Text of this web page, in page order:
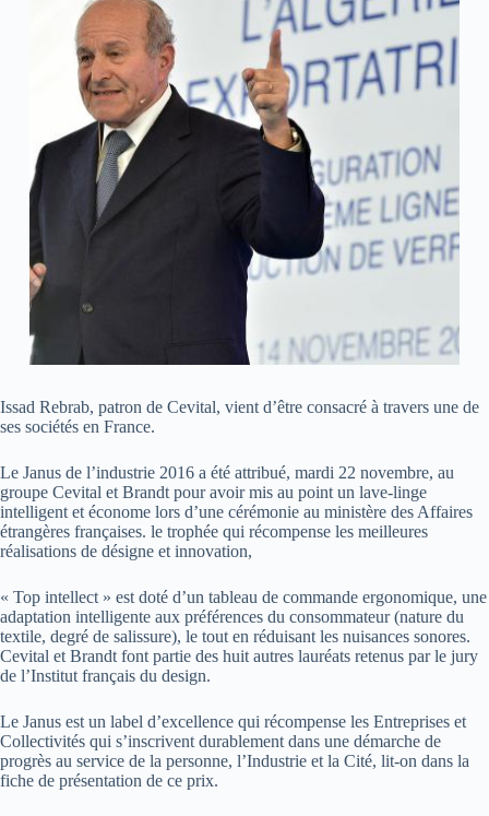
Issad Rebrab, patron de Cevital, vient d’être consacré à travers une de
ses sociétés en France.
Le Janus de l’industrie 2016 a été attribué, mardi 22 novembre, au
groupe Cevital et Brandt pour avoir mis au point un lave-linge
intelligent et économe lors d’une cérémonie au ministère des Affaires
étrangères françaises. le trophée qui récompense les meilleures
réalisations de désigne et innovation,
« Top intellect » est doté d’un tableau de commande ergonomique, une
adaptation intelligente aux préférences du consommateur (nature du
textile, degré de salissure), le tout en réduisant les nuisances sonores.
Cevital et Brandt font partie des huit autres lauréats retenus par le jury
de l’Institut français du design.
Le Janus est un label d’excellence qui récompense les Entreprises et
Collectivités qui s’inscrivent durablement dans une démarche de
progrès au service de la personne, l’Industrie et la Cité, lit-on dans la
fiche de présentation de ce prix.